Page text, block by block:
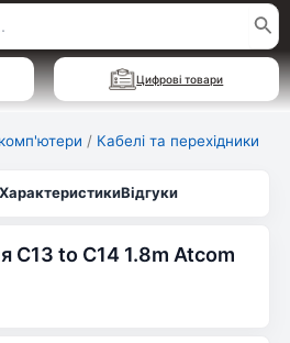
Цифрові товари
/ Кабелі та перехідники
ХарактеристикиВідгуки
C13 to C14 1.8m Atcom